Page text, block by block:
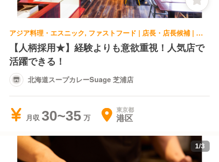
アジア料理・エスニック, ファストフード | 店長・店長候補 | 北海道スープカレーSuage 芝浦店
【人柄採用★】経験よりも意欲重視！人気店で
活躍できる！
北海道スープカレーSuage 芝浦店
月収 30~35 東京都
港区
1/3